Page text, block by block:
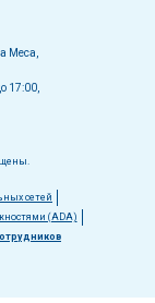
Меса,
17:00,
сетей
(ADA)